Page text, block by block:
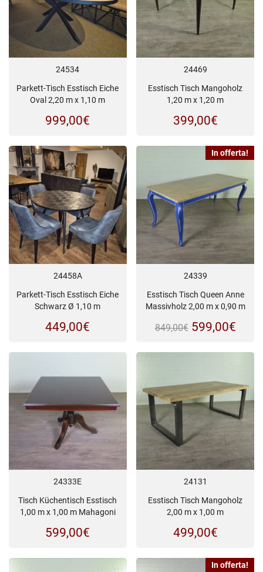
24534
Parkett-Tisch Esstisch Eiche
Oval 2,20 m x 1,10 m
999,00€
24469
Esstisch Tisch Mangoholz
1,20 m x 1,20 m
399,00€
24458A
Parkett-Tisch Esstisch Eiche
Schwarz Ø 1,10 m
449,00€
In offerta!
24339
Esstisch Tisch Queen Anne
Massivholz 2,00 m x 0,90 m
849,00€ Il
era:
849,00€.
599,00€Il
è:
24333E
Tisch Küchentisch Esstisch
1,00 m x 1,00 m Mahagoni
599,00€
24131
Esstisch Tisch Mangoholz
2,00 m x 1,00 m
499,00€
In offerta!